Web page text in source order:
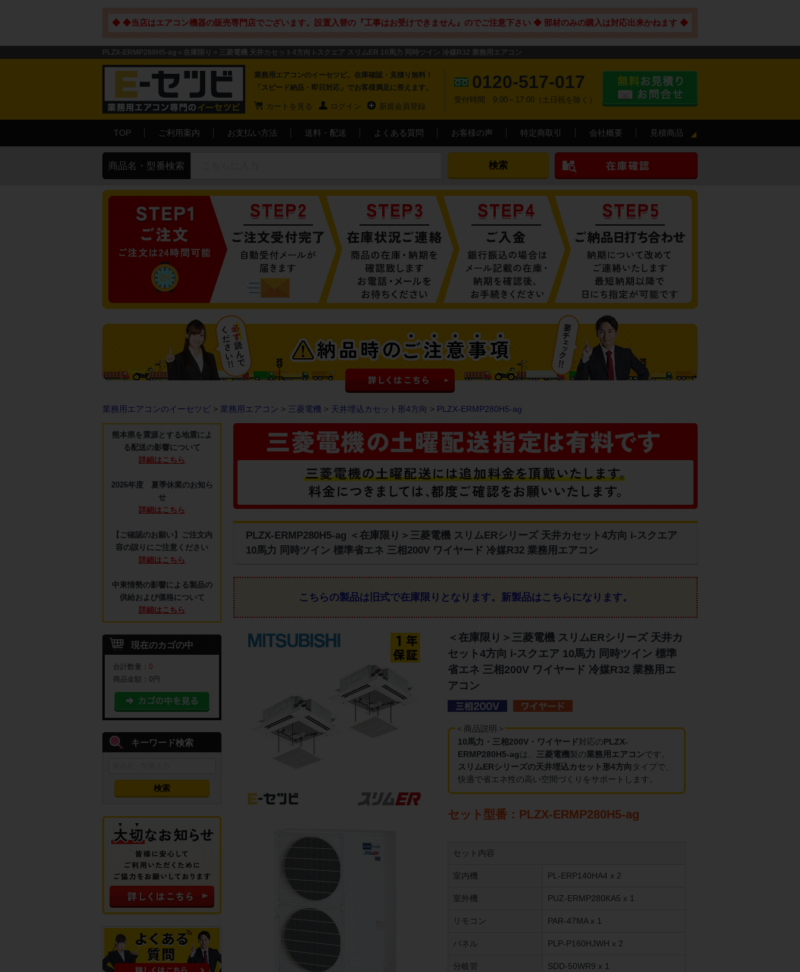
◆ ◆当店はエアコン機器の販売専門店でございます。設置入替の『工事はお受けできません』のでご注意下さい ◆ 部材のみの購入は対応出来かねます ◆
PLZX-ERMP280H5-ag＜在庫限り＞三菱電機 天井カセット4方向 i-スクエア スリムER 10馬力 同時ツイン 冷媒R32 業務用エアコン
業務用エアコンのイーセツビ。在庫確認・見積り無料！
「スピード納品・即日対応」でお客様満足に答えます。
カートを見る ログイン 新規会員登録
0120-517-017
受付時間 9:00～17:00（土日祝を除く）
TOP ご利用案内 お支払い方法 送料・配送 よくある質問 お客様の声 特定商取引 会社概要 見積商品
商品名・型番検索
業務用エアコンのイーセツビ > 業務用エアコン > 三菱電機 > 天井埋込カセット形4方向 > PLZX-ERMP280H5-ag
PLZX-ERMP280H5-ag ＜在庫限り＞三菱電機 スリムERシリーズ 天井カセット4方向 i-スクエア
10馬力 同時ツイン 標準省エネ 三相200V ワイヤード 冷媒R32 業務用エアコン
こちらの製品は旧式で在庫限りとなります。 新製品はこちらになります。
＜在庫限り＞三菱電機 スリムERシリーズ 天井カ
セット4方向 i-スクエア 10馬力 同時ツイン 標準
省エネ 三相200V ワイヤード 冷媒R32 業務用エ
アコン
＜商品説明＞
10馬力・三相200V・ワイヤード対応のPLZX-
ERMP280H5-agは、 三菱電機製の業務用エアコンです。
スリムERシリーズの天井埋込カセット形4方向 タイプで、
快適で省エネ性の高い空間づくりをサポートします。
セット型番：PLZX-ERMP280H5-ag
セット内容
室内機 PL-ERP140HA4 x 2
室外機 PUZ-ERMP280KA5 x 1
リモコン PAR-47MA x 1
パネル PLP-P160HJWH x 2
分岐管 SDD-50WR9 x 1
熊本県を震源とする地震によ
る配送の影響について
詳細はこちら
2026年度 夏季休業のお知ら
せ
詳細はこちら
【ご確認のお願い】ご注文内
容の誤りにご注意ください
詳細はこちら
中東情勢の影響による製品の
供給および価格について
詳細はこちら
現在のカゴの中
合計数量： 0
商品金額： 0円
キーワード検索